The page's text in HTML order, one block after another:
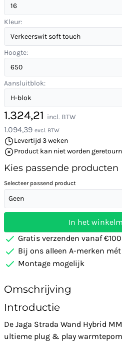
Kleur:
Hoogte:
Aansluitblok:
1.324,21 incl. BTW
1.094,39 excl. BTW
Levertijd 3 weken
Product kan niet worden
Kies passende producten
Selecteer passend product
Geen
In het
Gratis verzenden vanaf €100
Bij ons alleen A-merken
Montage mogelijk
Omschrijving
Introductie
De Jaga Strada Wand Hybrid
ultieme plug & play